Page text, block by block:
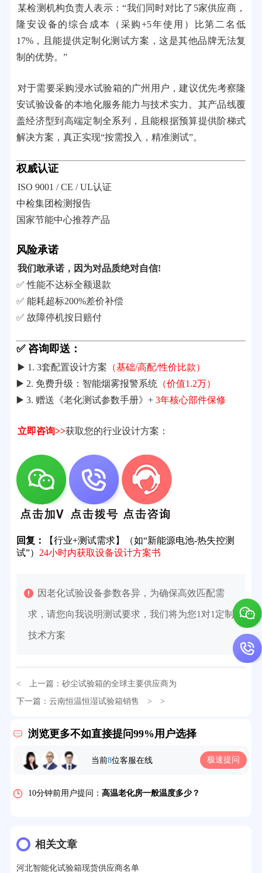
某检测机构负责人表示：“我们同时对比了5家供应商，
隆安设备的综合成本（采购+5年使用）比第二名低
17%，且能提供定制化测试方案，这是其他品牌无法复
制的优势。”
对于需要采购浸水试验箱的广州用户，建议优先考察隆
安试验设备的本地化服务能力与技术实力。其产品线覆
盖经济型到高端定制全系列，且能根据预算提供阶梯式
解决方案，真正实现“按需投入，精准测试”。
权威认证
ISO 9001 / CE / UL认证
中检集团检测报告
国家节能中心推荐产品
风险承诺
我们敢承诺，因为对品质绝对自信!
✅ 性能不达标全额退款
✅ 能耗超标200%差价补偿
✅ 故障停机按日赔付
✅ 咨询即送：
▶️ 1. 3套配置设计方案 （基础/高配/性价比款）
▶️ 2. 免费升级：智能烟雾报警系统（价值1.2万）
▶️ 3. 赠送《老化测试参数手册》+ 3年核心部件保修
立即咨询>>获取您的行业设计方案：
回复：
【行业+测试需求】（如“新能源电池-热失控测
试”） 24小时内获取设备设计方案书
因老化试验设备参数各异，为确保高效匹配需
求，请您向我说明测试要求，我们将为您1对1定制
技术方案
< 上一篇： 砂尘试验箱的全球主要供应商为
下一篇： 云南恒温恒湿试验箱销售 > >
浏览更多不如直接提问99%用户选择
当前8位客服在线 极速提问
32分钟前用户提问：氙灯老化试验箱价格多少？
2分钟前用户提问：大型高温老化房价格多少钱？
10分钟前用户提问：
12分钟前用户提问： 氙灯老化1小时等于多少天？
15分钟前用户提问：
17分钟前用户提问：步入式老化房有多大的？
相关文章
河北智能化试验箱现货供应商名单